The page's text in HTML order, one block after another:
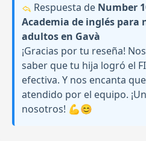
Respuesta de Number
Academia de inglés para
adultos en Gavà
¡Gracias por tu reseña!
saber que tu hija logró el
efectiva. Y nos encanta
atendido por el equipo.
nosotros! 💪😊